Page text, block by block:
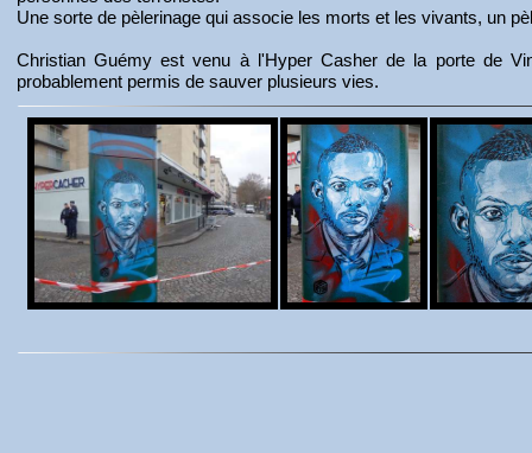
Une sorte de pèlerinage qui associe les morts et les vivants, un
Christian Guémy est venu à l'Hyper Casher de la porte de
probablement permis de sauver plusieurs vies.